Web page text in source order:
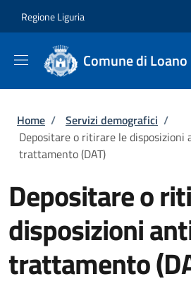
Regione Liguria
Comune di Loano
Briciole di pane
Home / Servizi demografici /
Depositare o ritirare le disposizioni
trattamento (DAT)
Depositare o
disposizioni
trattamento